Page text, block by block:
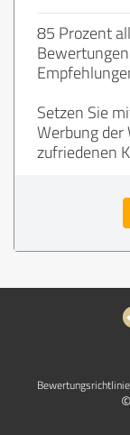
85 Prozent
Setzen Sie
Werbung
zufriedenen
©